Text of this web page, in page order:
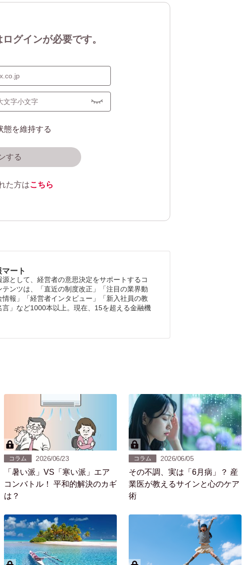
グインが必要です。
態を維持する
する
た方はこちら
マート
として、経営者の意思決定をサポートするコ
テンツは、「直近の制度改正」「注目の業界動
報」「経営者インタビュー」「新入社員の教
」など1000本以上。現在、15を超える金融機
コラム 2026/06/23
「暑い派」VS「寒い派」エア
コンバトル！ 平和的解決のカギ
は？
コラム 2026/06/05
その不調、実は「6月病」？ 産
業医が教えるサインと心のケア
術